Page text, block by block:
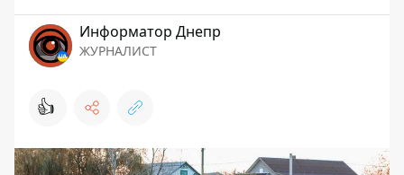
Информатор Днепр
ЖУРНАЛИСТ
👍